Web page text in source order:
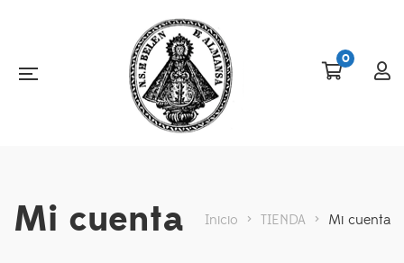
0
Mi cuenta Inicio > TIENDA > Mi cuenta